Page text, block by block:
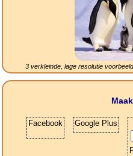
3 verkleinde, lage resolutie
Facebook Google Plus